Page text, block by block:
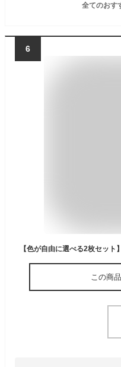
全てのおす
6
この商